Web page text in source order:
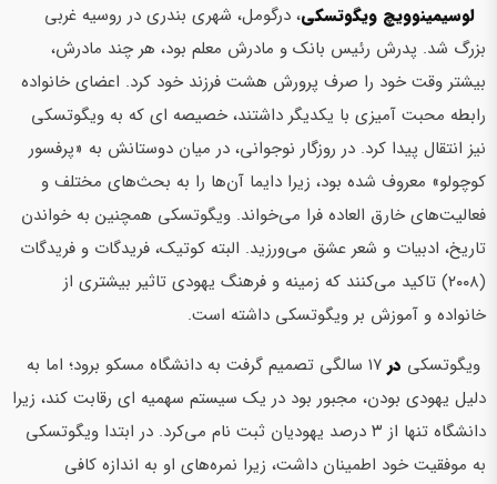
لوسیمینوویچ ویگوتسکی، درگومل، شهری بندری در روسیه غربی
بزرگ شد. پدرش رئیس بانک و مادرش معلم بود، هر چند مادرش،
بیشتر وقت خود را صرف پرورش هشت فرزند خود کرد. اعضای خانواده
رابطه محبت آمیزی با یکدیگر داشتند، خصیصه ای که به ویگوتسکی
نیز انتقال پیدا کرد. در روزگار نوجوانی، در میان دوستانش به «پرفسور
کوچولو» معروف شده بود، زیرا دایما آن‌ها را به بحث‌های مختلف و
فعالیت‌های خارق العاده فرا می‌خواند. ویگوتسکی همچنین به خواندن
تاریخ، ادبیات و شعر عشق می‌ورزید. البته کوتیک، فریدگات و فریدگات
(۲۰۰۸) تاکید می‌کنند که زمینه و فرهنگ یهودی تاثیر بیشتری از
خانواده و آموزش بر ویگوتسکی داشته است.
ویگوتسکی در
۱۷ سالگی تصمیم گرفت به دانشگاه مسکو برود؛ اما به
دلیل یهودی بودن، مجبور بود در یک سیستم سهمیه ای رقابت کند، زیرا
دانشگاه تنها از ۳ درصد یهودیان ثبت نام می‌کرد. در ابتدا ویگوتسکی
به موفقیت خود اطمینان داشت، زیرا نمره‌های او به اندازه کافی